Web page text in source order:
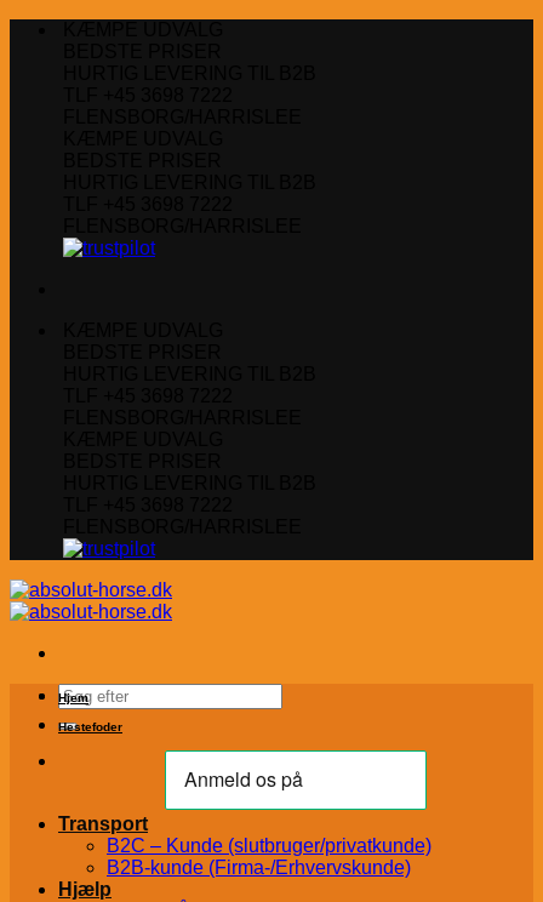
Søg
efter:
Transport
B2C – Kunde (slutbruger/privatkunde)
B2B-kunde (Firma-/Erhvervskunde)
Hjælp
Hjem
Hestefoder